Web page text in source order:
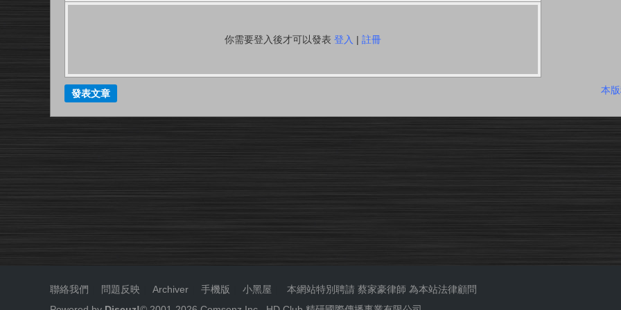
你需要登入後才可以發表 登入 | 註冊
本
發表文章
聯絡我們 問題反映 Archiver 手機版 小黑屋 本網站特別聘請 蔡家豪律師 為本站法律顧問